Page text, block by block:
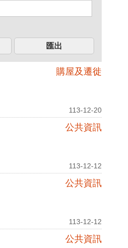
購屋及遷徙
113-12-20
公共資訊
113-12-12
公共資訊
113-12-12
公共資訊